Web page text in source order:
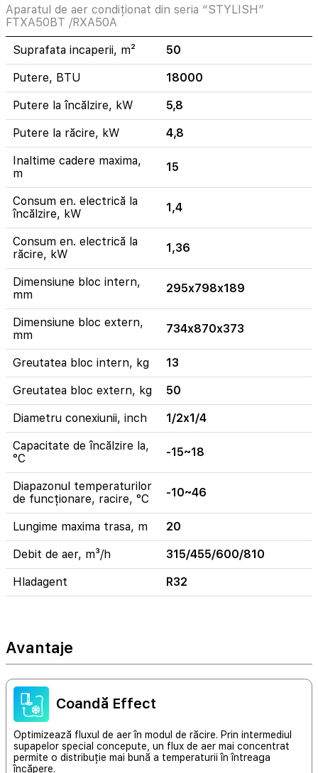
Aparatul de aer condiționat din seria “STYLISH”
FTXA50BT /RXA50A
Suprafata incaperii, m² 50
Putere, BTU 18000
Putere la încălzire, kW 5,8
Putere la răcire, kW 4,8
Inaltime cadere maxima,
m
15
Consum en. electrică la
încălzire, kW
1,4
Consum en. electrică la
răcire, kW
1,36
Dimensiune bloc intern,
mm
295x798x189
Dimensiune bloc extern,
mm
734x870x373
Greutatea bloc intern, kg 13
Greutatea bloc extern, kg 50
Diametru conexiunii, inch 1/2x1/4
Capacitate de încălzire la,
°C
-15~18
Diapazonul temperaturilor
de funcționare, racire, °C
-10~46
Lungime maxima trasa, m 20
Debit de aer, m³/h 315/455/600/810
Hladagent R32
Avantaje
Coandă Effect
Optimizează fluxul de aer în modul de răcire. Prin intermediul
supapelor special concepute, un flux de aer mai concentrat
permite o distribuție mai bună a temperaturii în întreaga
încăpere.